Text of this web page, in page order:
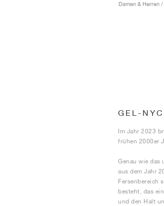
GEL-
Im Jahr 2023
frühen 2000er
Genau wie das
aus dem Jahr
Fersenbereich
besteht, das
und den Halt